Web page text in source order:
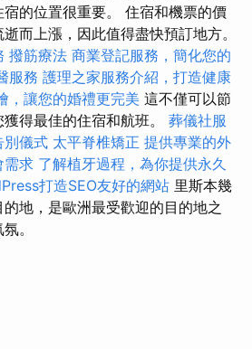
的位置很重要。 住宿和機票的價
而上漲，因此值得盡快預訂地方。
撥筋療法 商業登記服務，簡化您的
服務 護理之家服務介紹，打造健康
，讓您的婚禮更完美 這不僅可以節
得最佳的住宿和航班。 葬儀社服
別儀式 太平脊椎矯正 提供專業的外
需求 了解植牙過程，為你提供永久
打造SEO友好的網站 里斯本幾
地，是歐洲最受歡迎的目的地之
。